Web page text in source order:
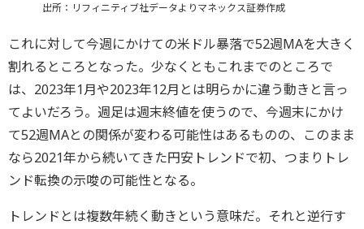
出所：リフィニティブ社データよりマネックス証券作成
これに対して今週にかけての米ドル暴落で52週MAを大きく
割れるところとなった。少なくともこれまでのところで
は、2023年1月や2023年12月とは明らかに違う動きと言っ
てよいだろう。週足は週末終値を使うので、今週末にかけ
て52週MAとの関係が変わる可能性はあるものの、このまま
なら2021年から続いてきた円安トレンドで初、つまりトレ
ンド転換の示唆の可能性となる。
トレンドとは複数年続く動きという意味だ。それと逆行す